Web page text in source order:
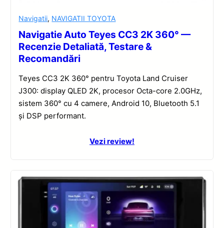
Navigatii, NAVIGATII TOYOTA
Navigatie Auto Teyes CC3 2K 360° —
Recenzie Detaliată, Testare &
Recomandări
Teyes CC3 2K 360° pentru Toyota Land Cruiser
J300: display QLED 2K, procesor Octa-core 2.0GHz,
sistem 360° cu 4 camere, Android 10, Bluetooth 5.1
și DSP performant.
Vezi review!